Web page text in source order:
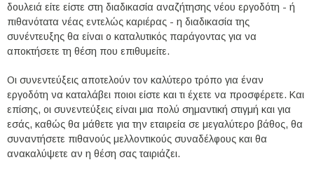
δουλειά είτε είστε στη διαδικασία αναζήτησης νέου εργοδότη - ή
πιθανότατα νέας εντελώς καριέρας - η διαδικασία της
συνέντευξης θα είναι ο καταλυτικός παράγοντας για να
αποκτήσετε τη θέση που επιθυμείτε.
Οι συνεντεύξεις αποτελούν τον καλύτερο τρόπο για έναν
εργοδότη να καταλάβει ποιοι είστε και τι έχετε να προσφέρετε. Και
επίσης, οι συνεντεύξεις είναι μια πολύ σημαντική στιγμή και για
εσάς, καθώς θα μάθετε για την εταιρεία σε μεγαλύτερο βάθος, θα
συναντήσετε πιθανούς μελλοντικούς συναδέλφους και θα
ανακαλύψετε αν η θέση σας ταιριάζει.